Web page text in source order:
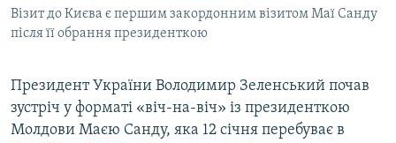
КРИМ РЕАЛІЇ
УКР
КТАТ
Візит до Києва є першим закордонним візитом Маї Санду
після її обрання президенткою
Президент України Володимир Зеленський почав
зустріч у форматі «віч-на-віч» із президенткою
Молдови Маєю Санду, яка 12 січня перебуває в